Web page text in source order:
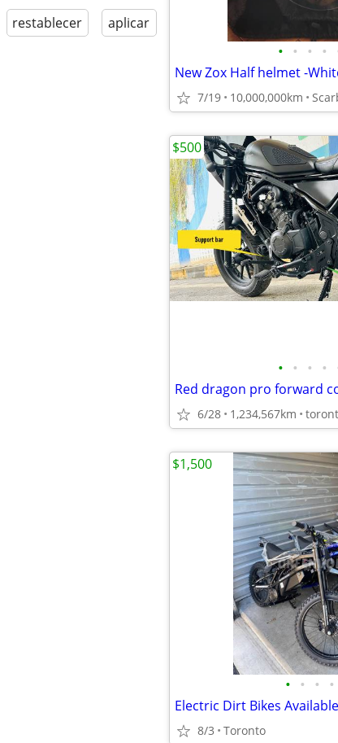
restablecer aplicar
• • • •
New Zox Half helmet -
7/19 10,000,000km
• • • •
6/28 1,234,567km
$500
• • • •
Electric Dirt Bikes Available
8/3 Toronto
$1,500